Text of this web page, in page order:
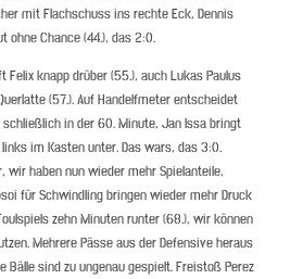
mit Flachschuss ins rechte Eck, Dennis
ohne Chance (44.), das 2:0.
Felix knapp drüber (55.), auch Lukas Paulus
(57.). Auf Handelfmeter entscheidet
in der 60. Minute, Jan Issa bringt
im Kasten unter. Das wars, das 3:0.
wir haben nun wieder mehr Spielanteile,
für Schwindling bringen wieder mehr Druck
zehn Minuten runter (68.), wir können
Mehrere Pässe aus der Defensive heraus
Bälle sind zu ungenau gespielt. Freistoß Perez